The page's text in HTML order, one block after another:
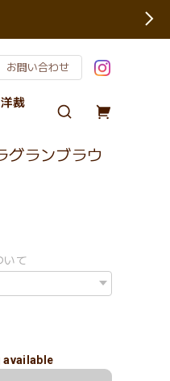
お問い合わせ
裁
グランブラウ
いて
available